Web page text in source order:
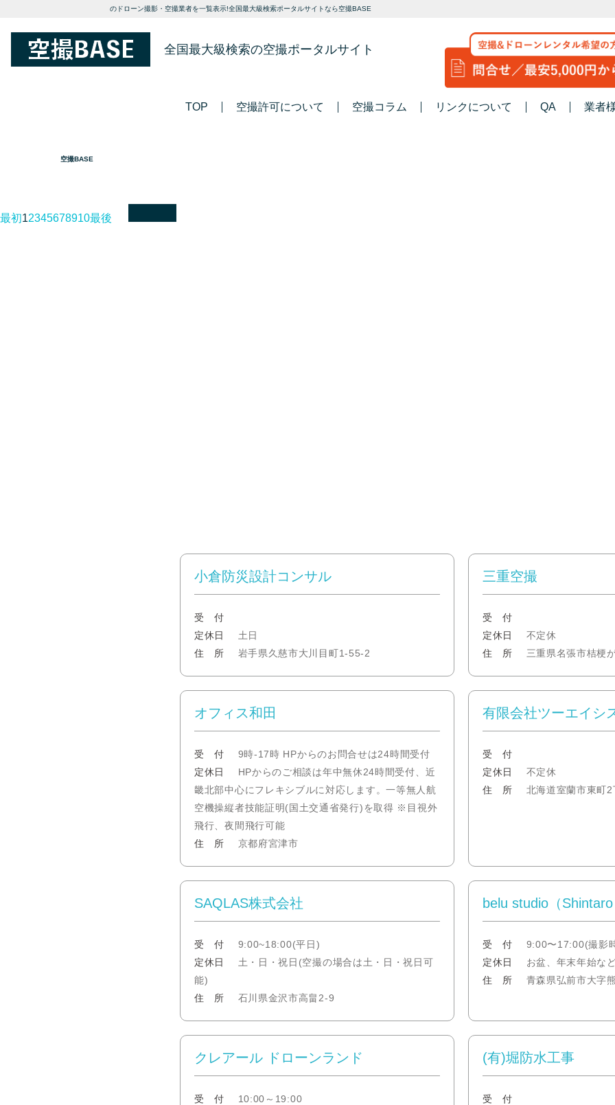
のドローン撮影・空撮業者を一覧表示!全国最大級検索ポータルサイトなら空撮BASE
全国最大級検索の空撮ポータルサイト
TOP 空撮許可について 空撮コラム リンクについて QA 業者
空撮BASE
最初12345678910最後
小倉防災設計コンサル
受 付
定休日
土日
住 所 岩手県久慈市大川目町1-55-2
三重空撮
受 付
定休日
不定休
住 所 三重県名張市桔梗
オフィス和田
受 付 9時-17時 HPからのお問合せは24時間受付
定休日
HPからのご相談は年中無休24時間受付、近
畿北部中心にフレキシブルに対応します。一等無人航
空機操縦者技能証明(国土交通省発行)を取得 ※目視外
飛行、夜間飛行可能
住 所 京都府宮津市
有限会社ツーエイシ
受 付
定休日
不定休
住 所 北海道室蘭市東町2
SAQLAS株式会社
受 付 9:00~18:00(平日)
定休日
土・日・祝日(空撮の場合は土・日・祝日可
能)
住 所 石川県金沢市高畠2-9
belu studio（
受 付 9:00〜17:00(撮影
定休日
お盆、年末年始な
住 所 青森県弘前市大字
クレアール ドローンランド
受 付 10:00～19:00
(有)堀防水工事
受 付